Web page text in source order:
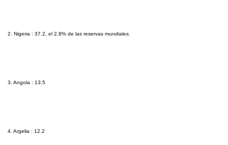
2. Nigeria : 37.2, el 2,8% de las reservas mundiales.
3. Angola : 13.5
4. Argelia : 12.2